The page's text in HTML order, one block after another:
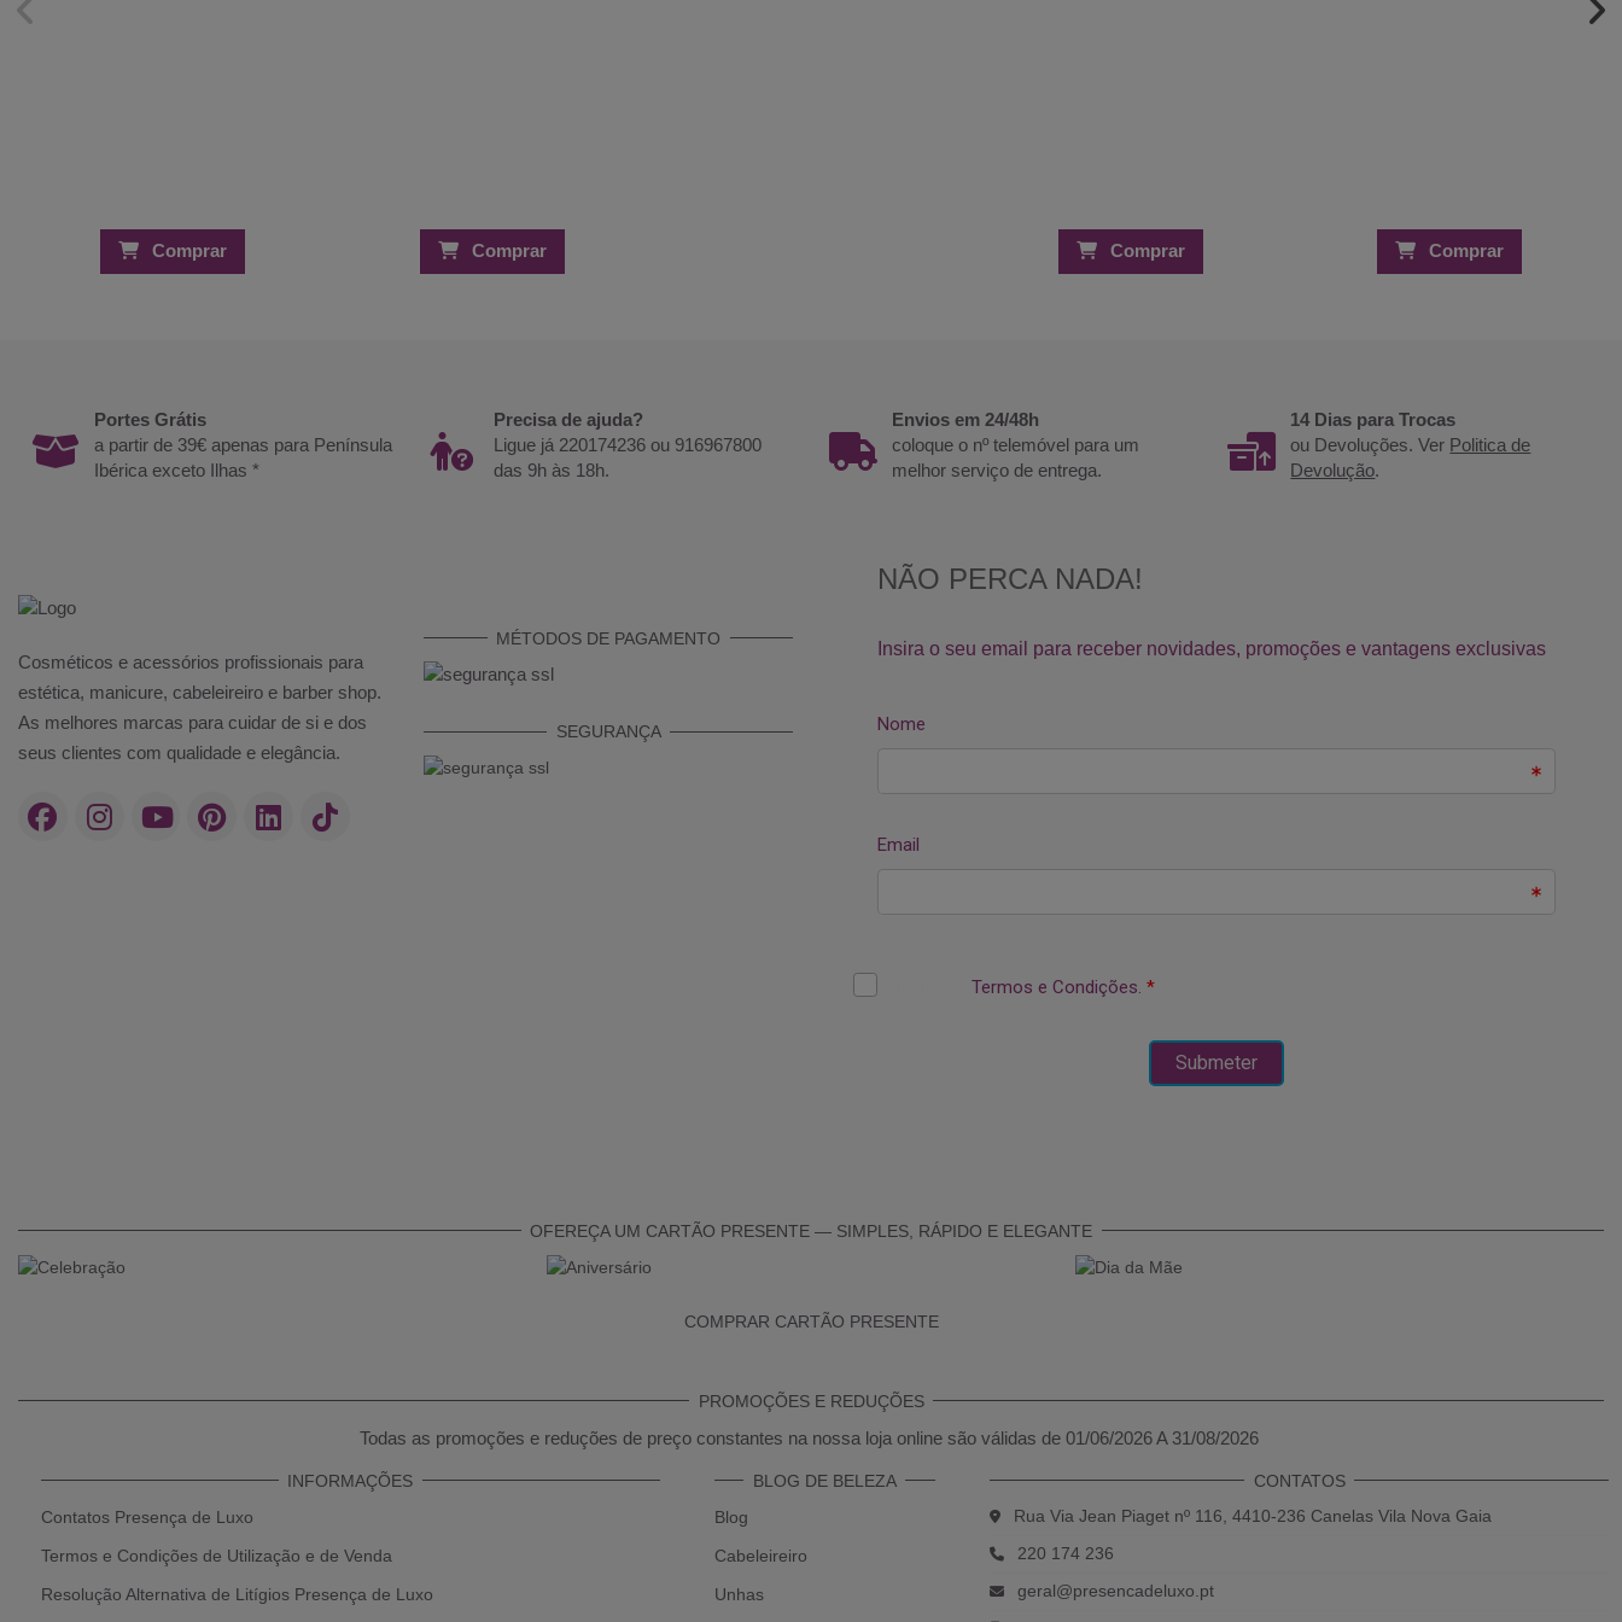
Comprar Comprar Comprar Comprar
Portes Grátis
a partir de 39€ apenas para Península
Ibérica exceto Ilhas *
Precisa de ajuda?
Ligue já 220174236 ou 916967800
das 9h às 18h.
Envios em 24/48h
coloque o nº telemóvel para um
melhor serviço de entrega.
14 Dias para Trocas
ou Devoluções. Ver Politica de
Devolução.
Cosméticos e acessórios profissionais para
estética, manicure, cabeleireiro e barber shop.
As melhores marcas para cuidar de si e dos
seus clientes com qualidade e elegância.
MÉTODOS DE PAGAMENTO
SEGURANÇA
OFEREÇA UM CARTÃO PRESENTE — SIMPLES, RÁPIDO E ELEGANTE
COMPRAR CARTÃO PRESENTE
PROMOÇÕES E REDUÇÕES
Todas as promoções e reduções de preço constantes na nossa loja online são válidas de 01/06/2026 A 31/08/2026
INFORMAÇÕES
Contatos Presença de Luxo
Termos e Condições de Utilização e de Venda
Resolução Alternativa de Litígios Presença de Luxo
BLOG DE BELEZA
Blog
Cabeleireiro
Unhas
CONTATOS
Rua Via Jean Piaget nº 116, 4410-236 Canelas Vila Nova Gaia
220 174 236
geral@presencadeluxo.pt